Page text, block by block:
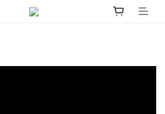
prev